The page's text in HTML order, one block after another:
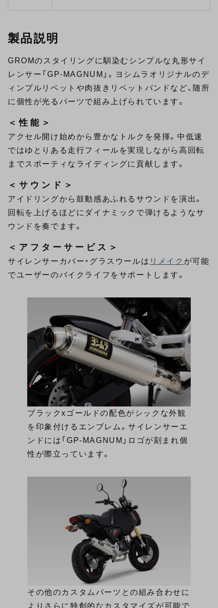
製品説明
GROMのスタイリングに馴染むシンプルな丸形サイ
レンサー「GP-MAGNUM」。ヨシムラオリジナルのデ
ィンプルリベットや肉抜きリベットバンドなど、随所
に個性が光るパーツで組み上げられています。
＜性能＞
アクセル開け始めから豊かなトルクを発揮。中低速
ではゆとりある走行フィールを実現しながら高回転
までスポーティなライディングに貢献します。
＜サウンド＞
アイドリングから鼓動感あふれるサウンドを演出。
回転を上げるほどにダイナミックで弾けるようなサ
ウンドを奏でます。
＜アフターサービス＞
サイレンサーカバー・グラスウールは リメイク が可能
でユーザーのバイクライフをサポートします。
ブラックxゴールドの配色がシックな外観
を印象付けるエンブレム。サイレンサーエ
ンドには「GP-MAGNUM」ロゴが刻まれ個
性が際立っています。
その他のカスタムパーツ との組み合わせに
よりさらに独創的なカスタマイズが可能で